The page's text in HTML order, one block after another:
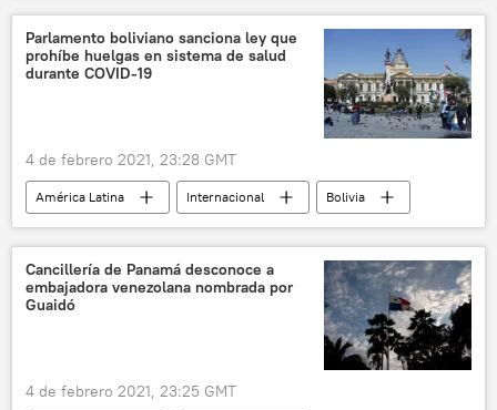
Parlamento boliviano sanciona ley que
prohíbe huelgas en sistema de salud
durante COVID-19
4 de febrero 2021, 23:28 GMT
América Latina Internacional
Bolivia
coronavirus
noticias
Cancillería de Panamá desconoce a
embajadora venezolana nombrada por
Guaidó
4 de febrero 2021, 23:25 GMT